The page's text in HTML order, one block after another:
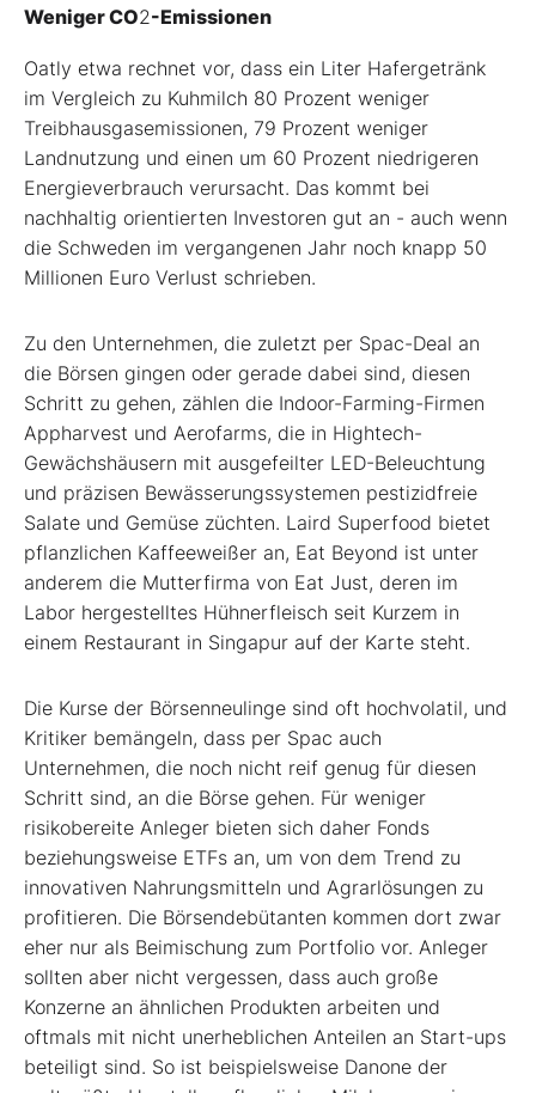
Weniger CO2-Emissionen
Oatly etwa rechnet vor, dass ein Liter Hafergetränk
im Vergleich zu Kuhmilch 80 Prozent weniger
Treibhausgasemissionen, 79 Prozent weniger
Landnutzung und einen um 60 Prozent niedrigeren
Energieverbrauch verursacht. Das kommt bei
nachhaltig orientierten Investoren gut an - auch wenn
die Schweden im vergangenen Jahr noch knapp 50
Millionen Euro Verlust schrieben.
Zu den Unternehmen, die zuletzt per Spac-Deal an
die Börsen gingen oder gerade dabei sind, diesen
Schritt zu gehen, zählen die Indoor-Farming-Firmen
Appharvest und Aerofarms, die in Hightech-
Gewächshäusern mit ausgefeilter LED-Beleuchtung
und präzisen Bewässerungssystemen pestizidfreie
Salate und Gemüse züchten. Laird Superfood bietet
pflanzlichen Kaffeeweißer an, Eat Beyond ist unter
anderem die Mutterfirma von Eat Just, deren im
Labor hergestelltes Hühnerfleisch seit Kurzem in
einem Restaurant in Singapur auf der Karte steht.
Die Kurse der Börsenneulinge sind oft hochvolatil, und
Kritiker bemängeln, dass per Spac auch
Unternehmen, die noch nicht reif genug für diesen
Schritt sind, an die Börse gehen. Für weniger
risikobereite Anleger bieten sich daher Fonds
beziehungsweise ETFs an, um von dem Trend zu
innovativen Nahrungsmitteln und Agrarlösungen zu
profitieren. Die Börsendebütanten kommen dort zwar
eher nur als Beimischung zum Portfolio vor. Anleger
sollten aber nicht vergessen, dass auch große
Konzerne an ähnlichen Produkten arbeiten und
oftmals mit nicht unerheblichen Anteilen an Start-ups
beteiligt sind. So ist beispielsweise Danone der